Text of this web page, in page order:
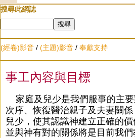
搜尋此網誌
(經卷)影音 / (主題)影音 / 奉獻支持
事工內容與目標
家庭及兒少是我們服事的主
次序、恢復醫治親子及夫妻關
兒少，使其認識神建立正確的
並與神有對的關係將是目前我們